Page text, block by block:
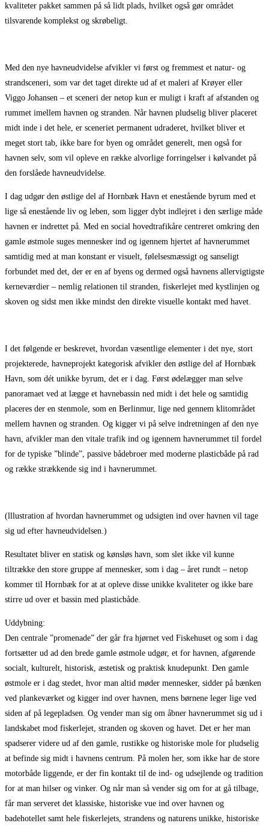
kvaliteter pakket sammen på så lidt plads, hvilket også gør området
tilsvarende komplekst og skrøbeligt.
Med den nye havneudvidelse afvikler vi først og fremmest et natur- og
strandsceneri, som var det taget direkte ud af et maleri af Krøyer eller
Viggo Johansen – et sceneri der netop kun er muligt i kraft af afstanden og
rummet imellem havnen og stranden. Når havnen pludselig bliver placeret
midt inde i det hele, er sceneriet permanent udraderet, hvilket bliver et
meget stort tab, ikke bare for byen og området generelt, men også for
havnen selv, som vil opleve en række alvorlige forringelser i kølvandet på
den forslåede havneudvidelse.
I dag udgør den østlige del af Hornbæk Havn et enestående byrum med et
lige så enestående liv og leben, som ligger dybt indlejret i den særlige måde
havnen er indrettet på. Med en social hovedtrafikåre centreret omkring den
gamle østmole suges mennesker ind og igennem hjertet af havnerummet
samtidig med at man konstant er visuelt, følelsesmæssigt og sanseligt
forbundet med det, der er en af byens og dermed også havnens allervigtigste
kerneværdier – nemlig relationen til stranden, fiskerlejet med kystlinjen og
skoven og sidst men ikke mindst den direkte visuelle kontakt med havet.
I det følgende er beskrevet, hvordan væsentlige elementer i det nye, stort
projekterede, havneprojekt kategorisk afvikler den østlige del af Hornbæk
Havn, som dét unikke byrum, det er i dag. Først ødelægger man selve
panoramaet ved at lægge et havnebassin ned midt i det hele og samtidig
placeres der en stenmole, som en Berlinmur, lige ned gennem klitområdet
mellem havnen og stranden. Og kigger vi på selve indretningen af den nye
havn, afvikler man den vitale trafik ind og igennem havnerummet til fordel
for de typiske ”blinde”, passive bådebroer med moderne plasticbåde på rad
og række strækkende sig ind i havnerummet.
(lllustration af hvordan havnerummet og udsigten ind over havnen vil tage
sig ud efter havneudvidelsen.)
Resultatet bliver en statisk og kønsløs havn, som slet ikke vil kunne
tiltrække den store gruppe af mennesker, som i dag – året rundt – netop
kommer til Hornbæk for at at opleve disse unikke kvaliteter og ikke bare
stirre ud over et bassin med plasticbåde.
Uddybning:
Den centrale ”promenade” der går fra hjørnet ved Fiskehuset og som i dag
fortsætter ud ad den brede gamle østmole udgør, et for havnen, afgørende
socialt, kulturelt, historisk, æstetisk og praktisk knudepunkt. Den gamle
østmole er i dag stedet, hvor man altid møder mennesker, sidder på bænken
ved plankeværket og kigger ind over havnen, mens børnene leger lige ved
siden af på legepladsen. Og vender man sig om åbner havnerummet sig ud i
landskabet mod fiskerlejet, stranden og skoven og havet. Det er her man
spadserer videre ud af den gamle, rustikke og historiske mole for pludselig
at befinde sig midt i havnens centrum. På molen her, som ikke har de store
motorbåde liggende, er der fin kontakt til de ind- og udsejlende og tradition
for at man hilser og vinker. Og når man så vender sig om for at gå tilbage,
får man serveret det klassiske, historiske vue ind over havnen og
badehotellet samt hele fiskerlejets, strandens og naturens unikke, historiske